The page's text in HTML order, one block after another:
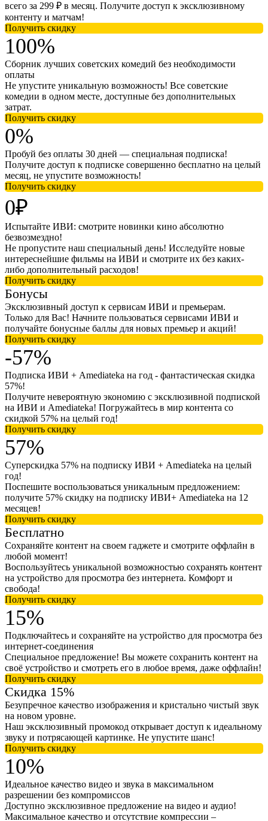
всего за 299 ₽ в месяц. Получите доступ к эксклюзивному
контенту и матчам!
Получить скидку
100%
Сборник лучших советских комедий без необходимости
оплаты
Не упустите уникальную возможность! Все советские
комедии в одном месте, доступные без дополнительных
затрат.
Получить скидку
0%
Пробуй без оплаты 30 дней — специальная подписка!
Получите доступ к подписке совершенно бесплатно на целый
месяц, не упустите возможность!
Получить скидку
0₽
Испытайте ИВИ: смотрите новинки кино абсолютно
безвозмездно!
Не пропустите наш специальный день! Исследуйте новые
интереснейшие фильмы на ИВИ и смотрите их без каких-
либо дополнительный расходов!
Получить скидку
Бонусы
Эксклюзивный доступ к сервисам ИВИ и премьерам.
Только для Вас! Начните пользоваться сервисами ИВИ и
получайте бонусные баллы для новых премьер и акций!
Получить скидку
-57%
Подписка ИВИ + Amediateka на год - фантастическая скидка
57%!
Получите невероятную экономию с эксклюзивной подпиской
на ИВИ и Amediateka! Погружайтесь в мир контента со
скидкой 57% на целый год!
Получить скидку
57%
Суперскидка 57% на подписку ИВИ + Amediateka на целый
год!
Поспешите воспользоваться уникальным предложением:
получите 57% скидку на подписку ИВИ+ Amediateka на 12
месяцев!
Получить скидку
Бесплатно
Сохраняйте контент на своем гаджете и смотрите оффлайн в
любой момент!
Воспользуйтесь уникальной возможностью сохранять контент
на устройство для просмотра без интернета. Комфорт и
свобода!
Получить скидку
15%
Подключайтесь и сохраняйте на устройство для просмотра без
интернет-соединения
Специальное предложение! Вы можете сохранить контент на
своё устройство и смотреть его в любое время, даже оффлайн!
Получить скидку
Скидка 15%
Безупречное качество изображения и кристально чистый звук
на новом уровне.
Наш эксклюзивный промокод открывает доступ к идеальному
звуку и потрясающей картинке. Не упустите шанс!
Получить скидку
10%
Идеальное качество видео и звука в максимальном
разрешении без компромиссов
Доступно эксклюзивное предложение на видео и аудио!
Максимальное качество и отсутствие компрессии –